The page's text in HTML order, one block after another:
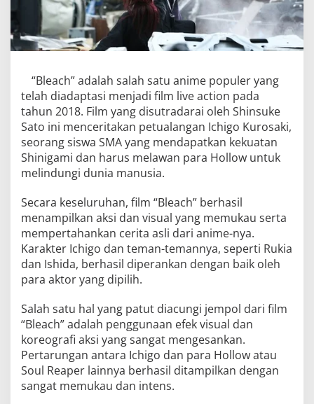
“Bleach” adalah salah satu anime populer yang
telah diadaptasi menjadi film live action pada
tahun 2018. Film yang disutradarai oleh Shinsuke
Sato ini menceritakan petualangan Ichigo Kurosaki,
seorang siswa SMA yang mendapatkan kekuatan
Shinigami dan harus melawan para Hollow untuk
melindungi dunia manusia.
Secara keseluruhan, film “Bleach” berhasil
menampilkan aksi dan visual yang memukau serta
mempertahankan cerita asli dari anime-nya.
Karakter Ichigo dan teman-temannya, seperti Rukia
dan Ishida, berhasil diperankan dengan baik oleh
para aktor yang dipilih.
Salah satu hal yang patut diacungi jempol dari film
“Bleach” adalah penggunaan efek visual dan
koreografi aksi yang sangat mengesankan.
Pertarungan antara Ichigo dan para Hollow atau
Soul Reaper lainnya berhasil ditampilkan dengan
sangat memukau dan intens.